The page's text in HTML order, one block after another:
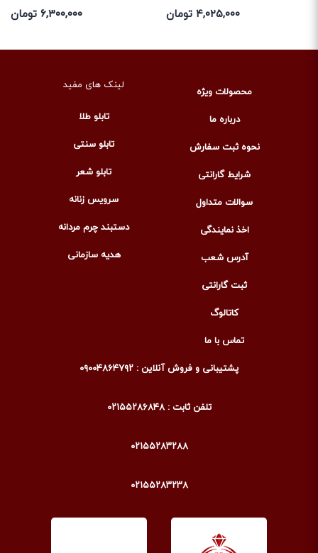
۴,۰۲۵,۰۰۰ تومان ۶,۳۰۰,۰۰۰ تومان
محصولات ویژه
درباره ما
نحوه ثبت سفارش
شرایط گارانتی
سوالات متداول
اخذ نمایندگی
آدرس شعب
ثبت گارانتی
کاتالوگ
تماس با ما
لینک های مفید
تابلو طلا
تابلو سنتی
تابلو شعر
سرویس زنانه
دستبند چرم مردانه
هدیه سازمانی
پشتیبانی و فروش آنلاین : ۰۹۰۰۴۸۶۴۷۹۲
تلفن ثابت : ۰۲۱۵۵۲۸۶۸۴۸
۰۲۱۵۵۲۸۳۲۸۸
۰۲۱۵۵۲۸۳۲۳۸